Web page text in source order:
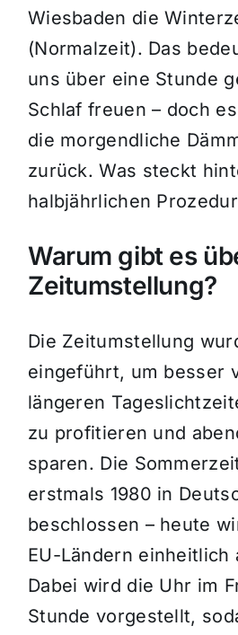
Wiesbaden die
(Normalzeit). Das
uns über eine Stunde
Schlaf freuen – doch
die morgendliche
zurück. Was steckt
halbjährlichen
Warum gibt es
Zeitumstellung?
Die Zeitumstellung
eingeführt, um besser
längeren
zu profitieren und
sparen. Die
erstmals 1980 in
beschlossen – heute
EU-Ländern einheitlich
Dabei wird die Uhr im
Stunde vorgestellt,